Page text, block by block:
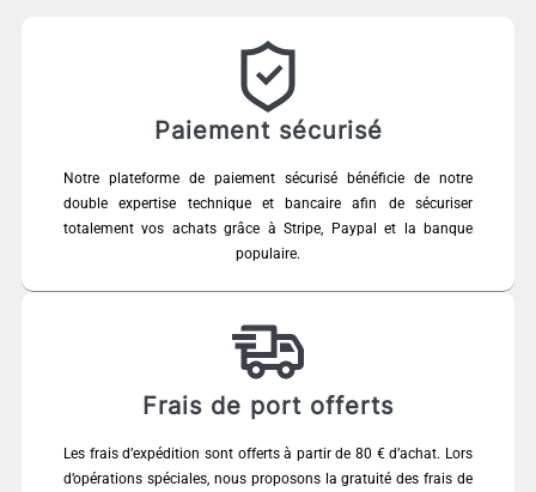
Paiement sécurisé
Notre plateforme de paiement sécurisé bénéficie de notre
double expertise technique et bancaire afin de sécuriser
totalement vos achats grâce à Stripe, Paypal et la banque
populaire.
Frais de port offerts
Les frais d’expédition sont offerts à partir de 80 € d’achat. Lors
d’opérations spéciales, nous proposons la gratuité des frais de